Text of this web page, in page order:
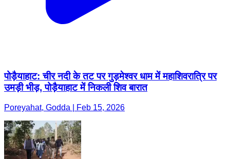
पोड़ैयाहाट: चीर नदी के तट पर गुड़मेश्वर धाम में महाशिवरात्रि पर
उमड़ी भीड़, पोड़ैयाहाट में निकली शिव बारात
Poreyahat, Godda | Feb 15, 2026